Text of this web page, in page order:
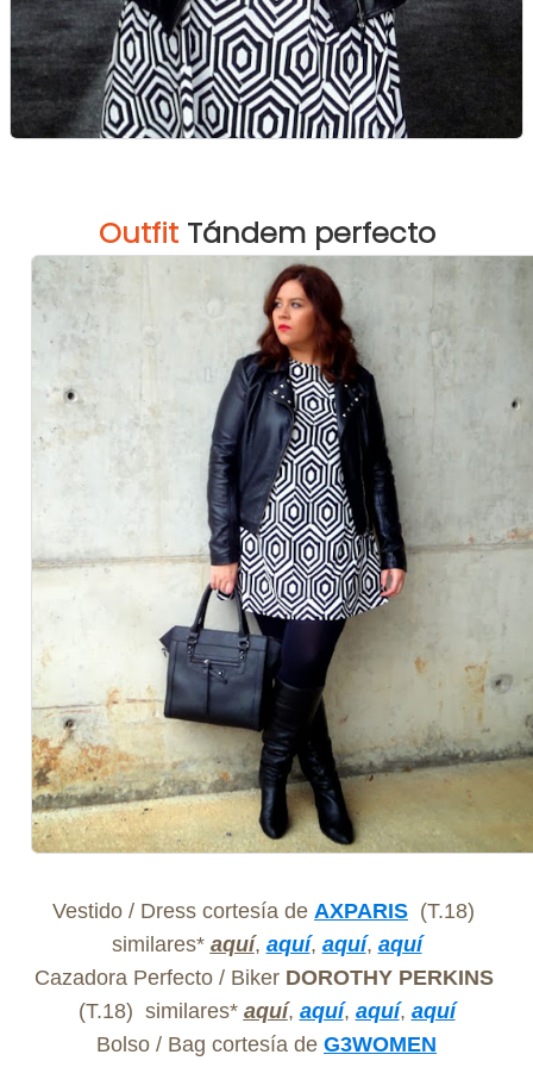
OutfitTándem perfecto
Vestido / Dress cortesía de AXPARIS (T.18)
similares* aquí, aquí, aquí, aquí
Cazadora Perfecto / Biker DOROTHY PERKINS
(T.18) similares* aquí, aquí, aquí, aquí
Bolso / Bag cortesía de G3WOMEN